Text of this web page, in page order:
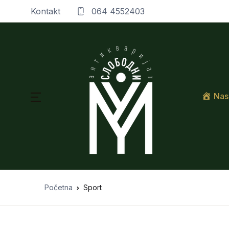
Kontakt 064 4552403
Početna Sport